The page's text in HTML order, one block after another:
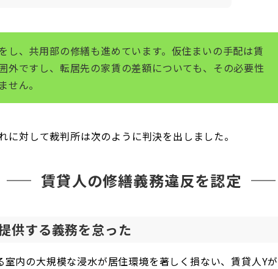
し、共用部の修繕も進めています。仮住まいの手配は賃
外ですし、転居先の家賃の差額についても、その必要性
せん。
対して裁判所は次のように判決を出しました。
賃貸人の修繕義務違反を認定
供する義務を怠った
室内の大規模な浸水が居住環境を著しく損ない、賃貸人Y